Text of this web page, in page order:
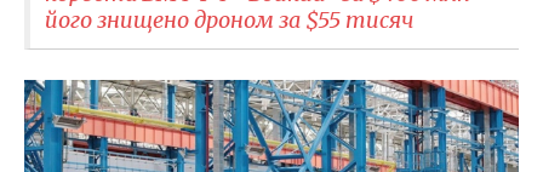
його знищено дроном за $55 тисяч